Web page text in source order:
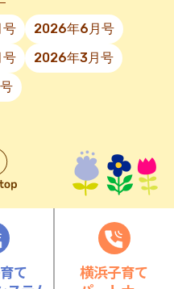
2026年6月号
2026年3月号
て
横浜子育て